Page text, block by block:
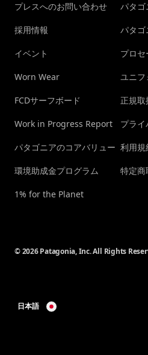
プレスへのお問い合わせ
採用情報
イベント
Worn Wear
FCDサーフボード
Work in Progress Report
パタゴニアのコアバリュー
環境助成金プログラム
1% for the Planet
パタゴ
パタゴ
プロ
ユニフ
正規取
プラ
利用規
特定商
© 2026 Patagonia, Inc. All Rights
日本語